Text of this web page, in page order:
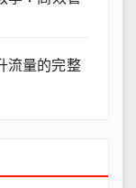
流量的完整